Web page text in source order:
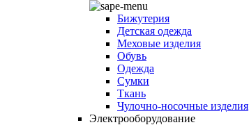
Бижутерия
Детская одежда
Меховые изделия
Обувь
Одежда
Сумки
Ткань
Чулочно-носочные изделия
Электрооборудование